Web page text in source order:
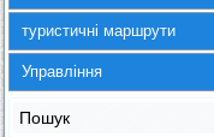
туристичні маршрути
Управління
Пошук